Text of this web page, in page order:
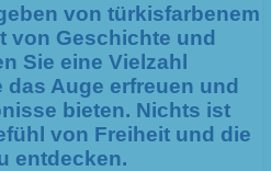
von türkisfarbenem
von Geschichte und
Sie eine Vielzahl
das Auge erfreuen und
bieten. Nichts ist
von Freiheit und die
entdecken.